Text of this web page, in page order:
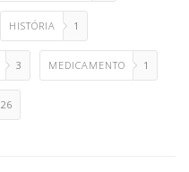
HISTÓRIA 1
3 MEDICAMENTO 1
26